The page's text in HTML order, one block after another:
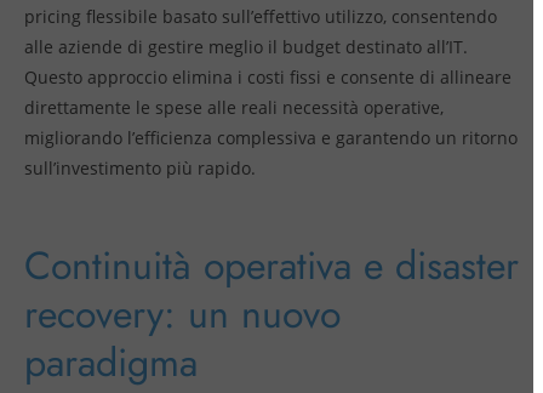
pricing flessibile basato sull’effettivo utilizzo, consentendo
alle aziende di gestire meglio il budget destinato all’IT.
Questo approccio elimina i costi fissi e consente di allineare
direttamente le spese alle reali necessità operative,
migliorando l’efficienza complessiva e garantendo un ritorno
sull’investimento più rapido.
Continuità operativa e disaster
recovery: un nuovo
paradigma